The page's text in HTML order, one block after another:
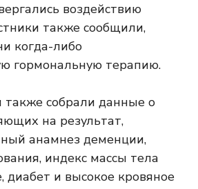
воздействию
также сообщили,
когда-либо
гормональную терапию.
также собрали данные о
на результат,
анамнез деменции,
индекс массы тела
диабет и высокое кровяное